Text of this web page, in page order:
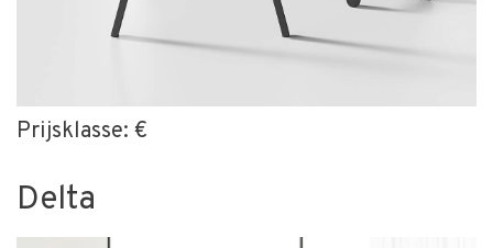
Prijsklasse: €
Delta